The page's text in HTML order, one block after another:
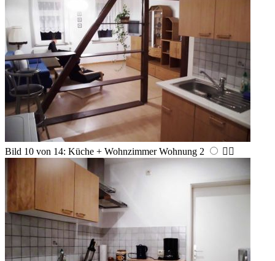
Bild 10 von 14: Küche + Wohnzimmer Wohnung 2  